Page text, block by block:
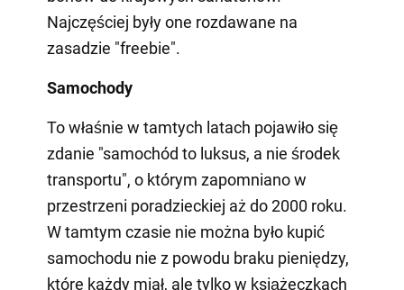
Najczęściej były one rozdawane na
zasadzie "freebie".
Samochody
To właśnie w tamtych latach pojawiło się
zdanie "samochód to luksus, a nie środek
transportu", o którym zapomniano w
przestrzeni poradzieckiej aż do 2000 roku.
W tamtym czasie nie można było kupić
samochodu nie z powodu braku pieniędzy,
które każdy miał, ale tylko w książeczkach